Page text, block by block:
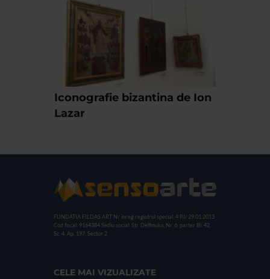
Iconografie bizantina de Ion
Lazar
FUNDATIA FILDAS ART Nr inreg registrul special: 4 PJ/ 29.01.2013
Cod fiscal: 9164384 Sediu social: Str. Delfinului, Nr. 6, parter Bl. 42,
Sc. 4, Ap. 197, Sector 2
CELE MAI VIZUALIZATE